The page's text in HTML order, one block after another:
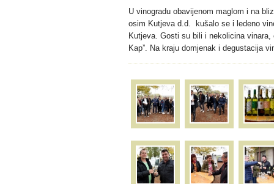
U vinogradu obavijenom maglom i na
osim Kutjeva d.d. kušalo se i ledeno
Kutjeva. Gosti su bili i nekolicina vinara,
Kap”. Na kraju domjenak i degustacija